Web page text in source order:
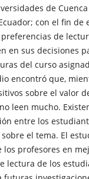
de Cuenca
con el fin de
de
en sus decisiones
del curso
encontró que,
sobre el valor
leen mucho.
entre los
el tema. El
los profesores en
lectura de los